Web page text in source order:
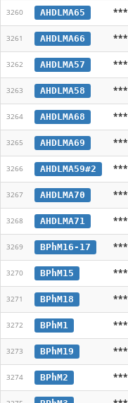
3260 AHDLMA65 ***
3261 AHDLMA66 ***
3262 AHDLMA57 ***
3263 AHDLMA58 ***
3264 AHDLMA68 ***
3265 AHDLMA69 ***
3266 AHDLMA59#2 ***
3267 AHDLMA70 ***
3268 AHDLMA71 ***
3269 BPhM16-17 ***
3270 BPhM15 ***
3271 BPhM18 ***
3272 BPhM1 ***
3273 BPhM19 ***
3274 BPhM2 ***